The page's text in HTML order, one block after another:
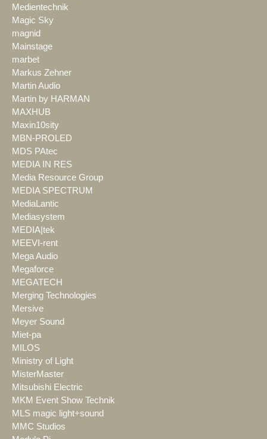
Medientechnik
Magic Sky
magnid
Mainstage
marbet
Markus Zehner
Martin Audio
Martin by HARMAN
MAXHUB
Maxin10sity
MBN-PROLED
MDS PAtec
MEDIA IN RES
Media Resource Group
MEDIA SPECTRUM
MediaLantic
Mediasystem
MEDIA|tek
MEEVI-rent
Mega Audio
Megaforce
MEGATECH
Merging Technologies
Mersive
Meyer Sound
Miet-pa
MILOS
Ministry of Light
MisterMaster
Mitsubishi Electric
MKM Event Show Technik
MLS magic light+sound
MMC Studios